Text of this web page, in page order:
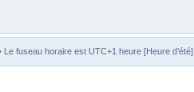
Le fuseau horaire est UTC+1 heure [Heure d’été]